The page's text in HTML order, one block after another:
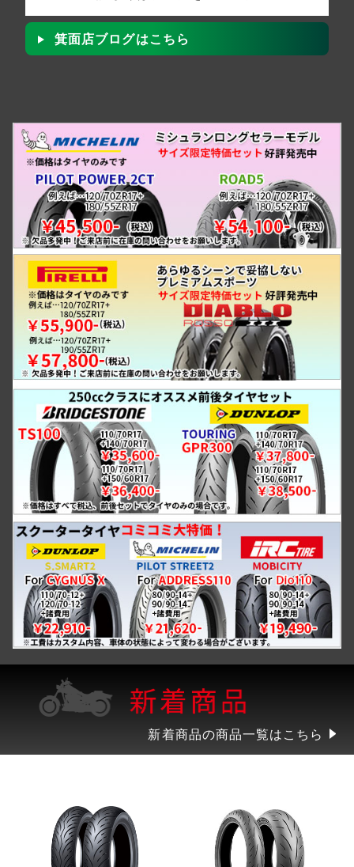
箕面店ブログはこちら
新着商品の商品一覧はこちら